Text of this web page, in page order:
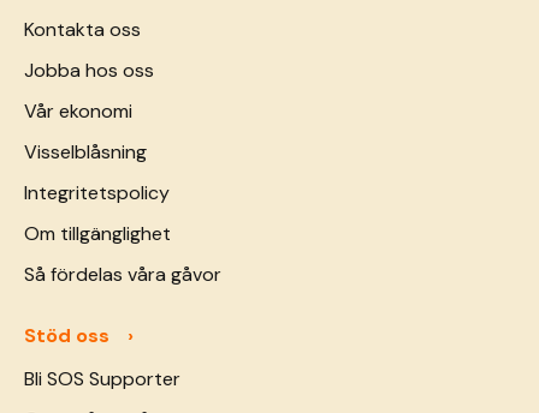
Kontakta oss
Jobba hos oss
Vår ekonomi
Visselblåsning
Integritetspolicy
Om tillgänglighet
Så fördelas våra gåvor
Stöd oss
Bli SOS Supporter